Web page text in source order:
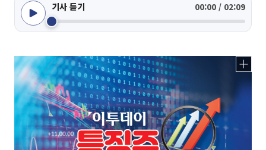
기사 듣기 00:00 / 02:09